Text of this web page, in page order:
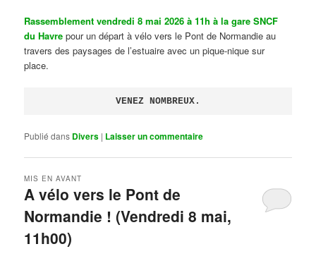
Rassemblement vendredi 8 mai 2026 à 11h à la gare SNCF
du Havre pour un départ à vélo vers le Pont de Normandie au
travers des paysages de l’estuaire avec un pique-nique sur
place.
VENEZ NOMBREUX.
Publié dans Divers | Laisser un commentaire
A vélo vers le Pont de
Normandie ! (Vendredi 8 mai,
11h00)
MIS EN AVANT